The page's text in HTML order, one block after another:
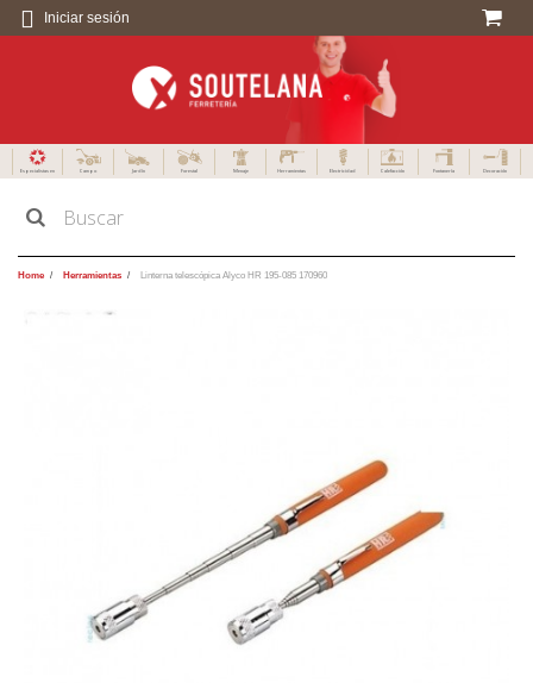
Iniciar sesión
Especialistas en Campo Jardín Forestal Menaje Herramientas Electricidad Calefacción Fontanería Decoración
Home Herramientas Linterna telescópica Alyco HR 195-085 170960